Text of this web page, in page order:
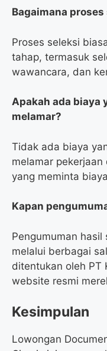
Bagaimana
Proses seleksi
tahap, termasuk
wawancara, dan
Apakah ada biaya
melamar?
Tidak ada biaya
melamar pekerjaan
yang meminta
Kapan
Pengumuman
melalui berbagai
ditentukan oleh PT
website resmi
Kesimpulan
Lowongan